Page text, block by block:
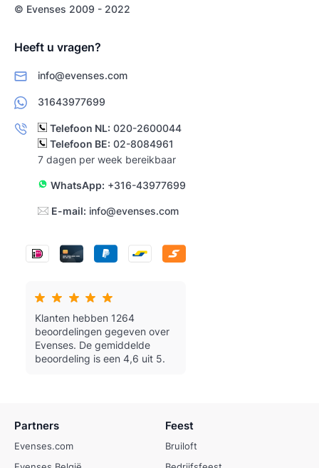
© Evenses 2009 - 2022
Heeft u vragen?
info@evenses.com
31643977699
Telefoon NL: 020-2600044
Telefoon BE: 02-8084961
7 dagen per week bereikbaar
WhatsApp: +316-43977699
E-mail: info@evenses.com
Klanten hebben 1264
beoordelingen gegeven over
Evenses. De gemiddelde
beoordeling is een 4,6 uit 5.
Partners
Evenses.com
Feest
Bruiloft